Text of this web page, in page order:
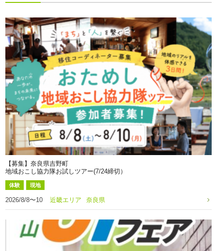
【募集】奈良県吉野町
地域おこし協力隊お試しツアー(7/24締切）
体験 現地
2026/8/8〜10 近畿エリア 奈良県